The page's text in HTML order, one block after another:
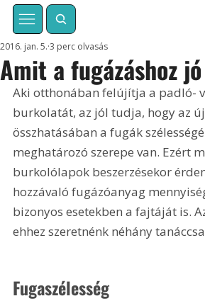
Amit a fugázáshoz
2016. jan. 5. 3 perc olvasás
Aki otthonában felújítja a padló-
burkolatát, az jól tudja, hogy az
összhatásában a fugák
meghatározó szerepe van. Ezért
burkolólapok beszerzésekor
hozzávaló fugázóanyag
bizonyos esetekben a fajtáját is.
ehhez szeretnénk néhány
Fugaszélesség